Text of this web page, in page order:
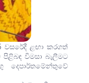
වසරේදී ළඟා කරගත්
විමසා බැලීමට
දෙපාර්තමේන්තුවේ